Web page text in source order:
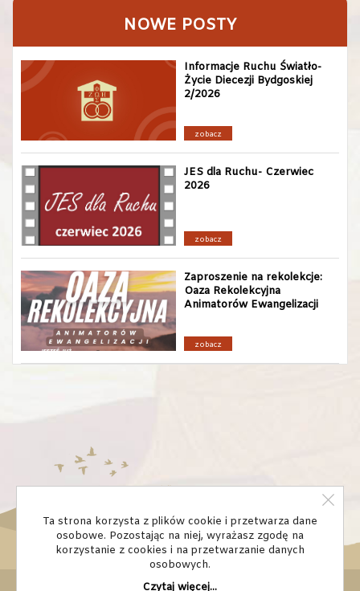
Ta strona korzysta z plików cookie i przetwarza dane
osobowe. Pozostając na niej, wyrażasz zgodę na
korzystanie z cookies i na przetwarzanie danych
osobowych.
Czytaj więcej...
NOWE POSTY
Informacje Ruchu Światło-
Życie Diecezji Bydgoskiej
2/2026
zobacz
JES dla Ruchu- Czerwiec
2026
zobacz
Zaproszenie na rekolekcje:
Oaza Rekolekcyjna
Animatorów Ewangelizacji
zobacz
© Domowy Kościół diecezja bydgoska